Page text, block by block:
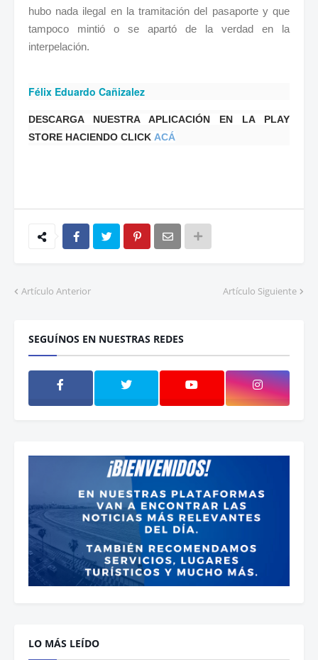
hubo nada ilegal en la tramitación del pasaporte y que
tampoco mintió o se apartó de la verdad en la
interpelación.
Félix Eduardo Cañizalez
DESCARGA NUESTRA APLICACIÓN EN LA PLAY
STORE HACIENDO CLICK ACÁ
Artículo Anterior Artículo Siguiente
SEGUÍNOS EN NUESTRAS REDES
LO MÁS LEÍDO